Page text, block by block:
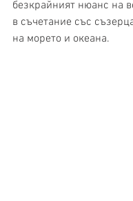
безкрайният нюанс на
в съчетание със
на морето и океана.